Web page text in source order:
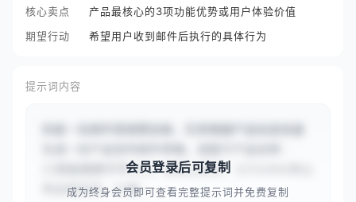
核心卖点
产品最核心的3项功能优势或用户体验价值
期望行动
希望用户收到邮件后执行的具体行为
提示词内容
{{智能健康手环H2}} 和核心卖点：{{7x24小时心
率血氧监测、AI睡...
会员登录后可复制
成为终身会员即可查看完整提示词并免费复制